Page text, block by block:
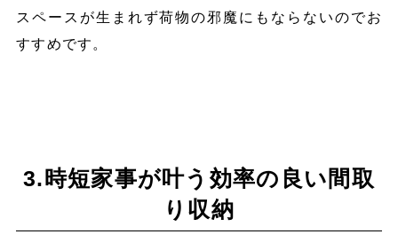
スペースが生まれず荷物の邪魔にもならないのでお
すすめです。
3.時短家事が叶う効率の良い間取
り収納